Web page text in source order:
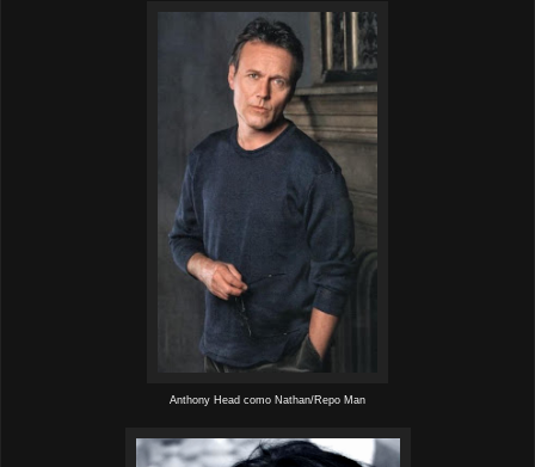
Anthony Head como Nathan/Repo Man